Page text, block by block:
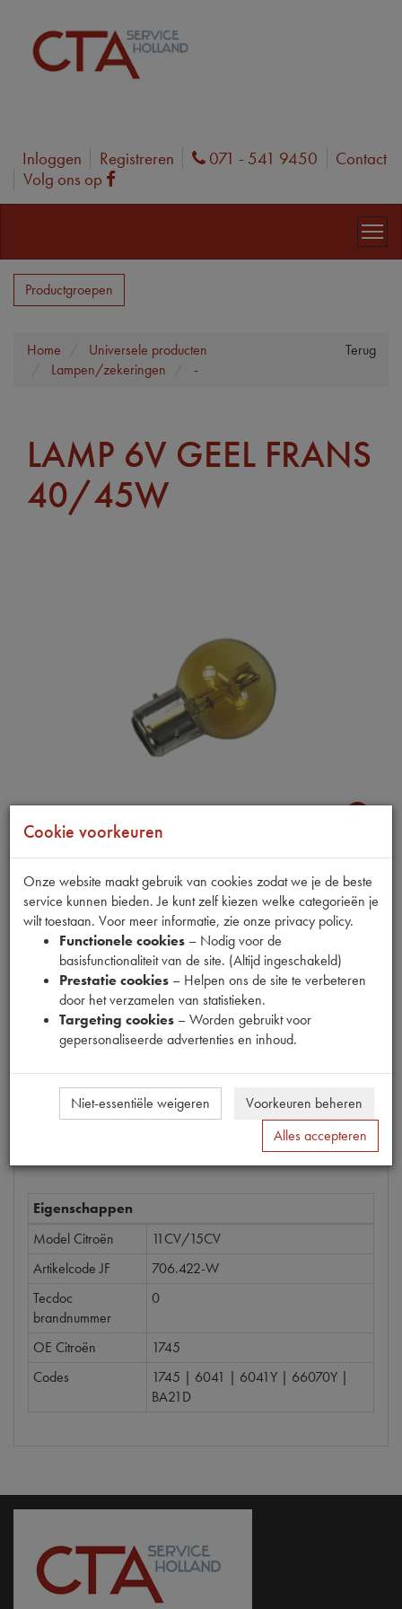
Inloggen Registreren Phone
071 - 541 9450
Contact
Volg ons op
Facebook
Productgroepen
Terug
Home
Universele producten
Lampen/zekeringen
-
LAMP 6V GEEL FRANS
40/45W
Productnummer
6880079
EAN code
5412096152818
Prijs
10,93 ( 03 excl. btw
Bestel
Eigenschappen
Model Citroën
11CV/15CV
Artikelcode JF
706.422-W
Tecdoc
brandnummer
0
OE Citroën
1745
Codes
1745 | 6041 | 6041Y | 66070Y |
BA21D
Cookie voorkeuren
Onze website maakt gebruik van cookies zodat we je de beste
service kunnen bieden. Je kunt zelf kiezen welke categorieën je
wilt toestaan. Voor meer informatie, zie onze privacy policy.
Functionele cookies – Nodig voor de
basisfunctionaliteit van de site. (Altijd ingeschakeld)
Prestatie cookies – Helpen ons de site te verbeteren
door het verzamelen van statistieken.
Targeting cookies – Worden gebruikt voor
gepersonaliseerde advertenties en inhoud.
Niet-essentiële weigeren
Voorkeuren beheren
Alles accepteren